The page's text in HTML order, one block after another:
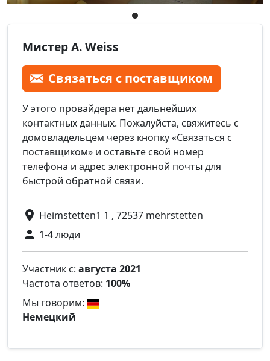
Мистер A. Weiss
Связаться с поставщиком
У этого провайдера нет дальнейших
контактных данных. Пожалуйста, свяжитесь с
домовладельцем через кнопку «Связаться с
поставщиком» и оставьте свой номер
телефона и адрес электронной почты для
быстрой обратной связи.
Heimstetten1 1 , 72537 mehrstetten
1-4 люди
Участник с: августа 2021
Частота ответов: 100%
Мы говорим:
Немецкий